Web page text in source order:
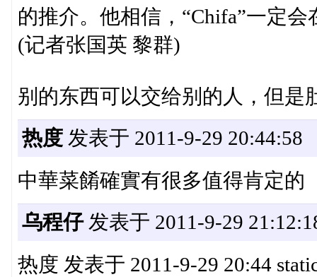
的推介。他相信，“Chifa”一定
(记者张国英 黎群)
别的东西可以交给别的人，但是
热度发表于 2011-9-29 20:44:58
中華菜餚確實有很多值得肯定的
乌程仔发表于 2011-9-29
热度 发表于 2011-9-29 20:44